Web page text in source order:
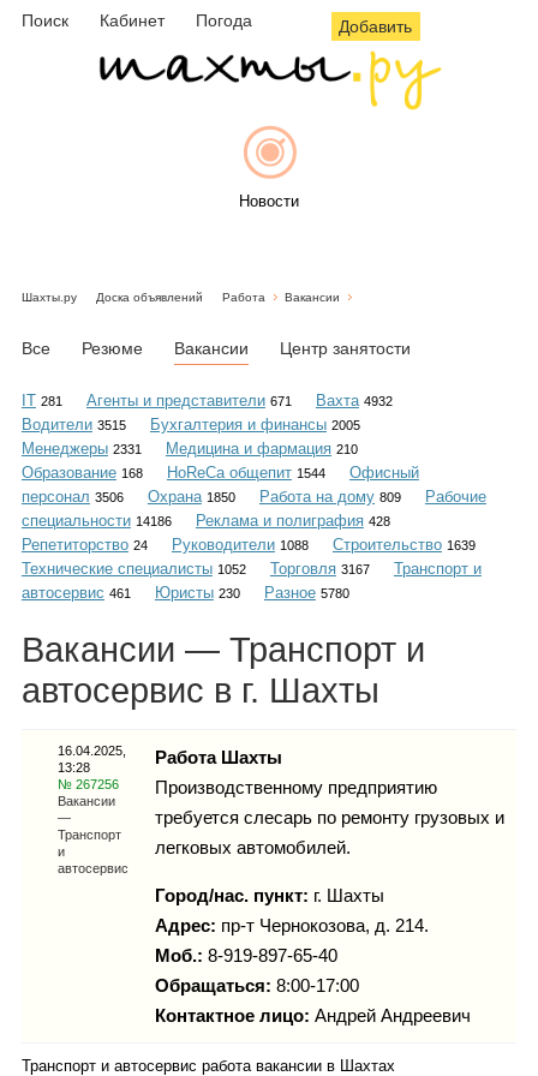
Поиск Кабинет Погода Добавить
Новости
Объявления
Каталог
Инфо
Карты
Шахты.ру Доска объявлений Работа Вакансии
Все Резюме Вакансии Центр занятости
IT 281 Агенты и представители 671 Вахта 4932
Водители 3515 Бухгалтерия и финансы 2005
Менеджеры 2331 Медицина и фармация 210
Образование 168 HoReCa общепит 1544
Офисный
персонал 3506 Охрана 1850 Работа на дому 809
Рабочие
специальности 14186 Реклама и полиграфия 428
Репетиторство 24 Руководители 1088 Строительство 1639
Технические специалисты 1052 Торговля 3167
Транспорт и
автосервис 461 Юристы 230 Разное 5780
Вакансии — Транспорт и
автосервис в г. Шахты
16.04.2025,
13:28
№ 267256
Вакансии
—
Транспорт
и
автосервис
Работа Шахты
Производственному предприятию
требуется слесарь по ремонту грузовых и
легковых автомобилей.
Город/нас. пункт: г. Шахты
Адрес: пр-т Чернокозова, д. 214.
Моб.: 8-919-897-65-40
Обращаться: 8:00-17:00
Контактное лицо: Андрей Андреевич
Транспорт и автосервис работа вакансии в Шахтах